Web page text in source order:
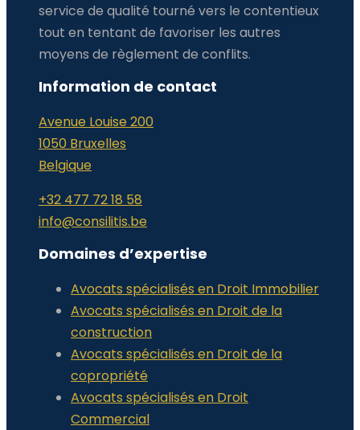
service de qualité tourné vers le contentieux
tout en tentant de favoriser les autres
moyens de règlement de conflits.
Information de contact
Avenue Louise 200
1050 Bruxelles
Belgique
+32 477 72 18 58
info@consilitis.be
Domaines d’expertise
Avocats spécialisés en Droit Immobilier
Avocats spécialisés en Droit de la
construction
Avocats spécialisés en Droit de la
copropriété
Avocats spécialisés en Droit
Commercial